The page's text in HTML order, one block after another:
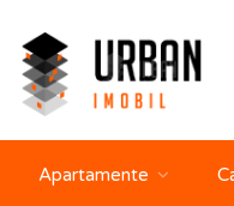
Apartamente